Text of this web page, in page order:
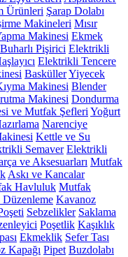
Ürünleri Şarap Dolabı
Makineleri Mısır
Makinesi Ekmek
Buharlı Pişirici Elektrikli
Elektrikli Tencere
BasküllerYiyecek
Makinesi Blender
Makinesi Dondurma
ve Mutfak Şefleri Yoğurt
Narenciye
Kettle ve Su
Semaver Elektrikli
ve Aksesuarları Mutfak
Askı ve Kancalar
Havluluk Mutfak
Düzenleme Kavanoz
Sebzelikler Saklama
Poşetlik Kaşıklık
Ekmeklik Sefer Tası
Kapağı Pipet Buzdolabı